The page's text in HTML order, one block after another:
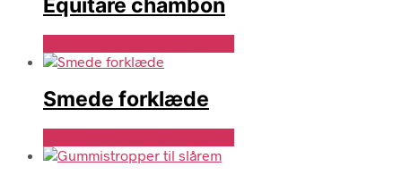
Equitare chambon
Smede forklæde